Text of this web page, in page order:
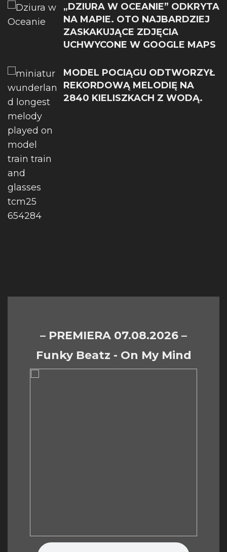
„DZIURA W OCEANIE” ODKRYTA
NA MAPIE. OTO NAJBARDZIEJ
ZASKAKUJĄCE ZDJĘCIA
UCHWYCONE W GOOGLE MAPS
MODEL POCIĄGU ODTWORZYŁ
REKORDOWĄ MELODIĘ NA
2840 KIELISZKACH Z WODĄ.
– PREMIERA 07.08.2026 –
Funky Beatz - On My Mind